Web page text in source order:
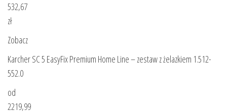
532,67
zł
Zobacz
Karcher SC 5 EasyFix Premium Home Line – zestaw z żelazkiem 1.512-
552.0
od
2219,99